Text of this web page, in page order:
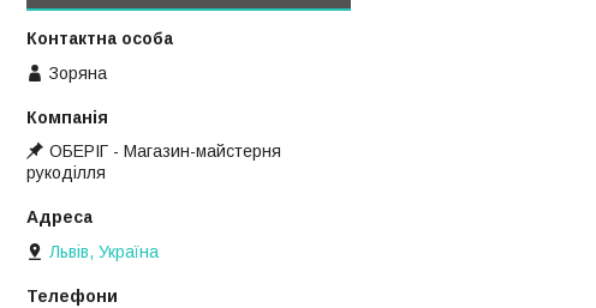
Зоряна
ОБЕРІГ - Магазин-майстерня
рукоділля
Львів, Україна